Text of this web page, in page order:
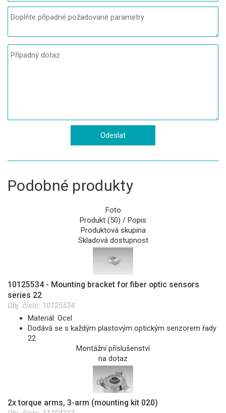
Podobné produkty
Foto
Produkt (50) / Popis
Produktová skupina
Skladová dostupnost
10125534 - Mounting bracket for fiber optic sensors
series 22
Obj. číslo: 10125534
Materiál: Ocel
Dodává se s každým plastovým optickým senzorem řady
22
Montážní příslušenství
na dotaz
2x torque arms, 3-arm (mounting kit 020)